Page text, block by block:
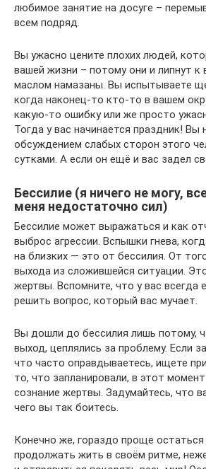
любимое занятие на досуге –
всем подряд.
Вы ужасно цените плохих людей,
вашей жизни – потому они и липнут к
маслом намазаны. Вы испытываете
когда наконец-то кто-то в вашем
какую-то ошибку или же просто
Тогда у вас начинается праздник! Вы
обсуждением слабых сторон этого
сутками. А если он ещё и вас задел
Бессилие (я ничего не могу,
меня недостаточно сил)
Бессилие может выражаться и как
выброс агрессии. Вспышки гнева,
на близких — это от бессилия. От
выхода из сложившейся ситуации.
жертвы. Вспомните, что у вас всегда
решить вопрос, который вас мучает.
Вы дошли до бессилия лишь потому,
выход, цеплялись за проблему. Если
что часто оправдываетесь, ищете
то, что запланировали, в этот
сознание жертвы. Задумайтесь, что
чего вы так боитесь.
Конечно же, гораздо проще
продолжать жить в своём ритме,